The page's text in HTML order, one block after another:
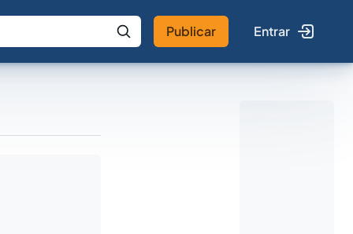
IA Buscar no Jus
Publicar Entrar